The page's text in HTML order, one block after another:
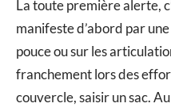
La toute première alerte,
manifeste d’abord par
pouce ou sur les
franchement lors des
couvercle, saisir un sac.